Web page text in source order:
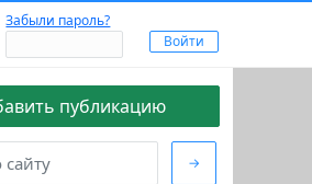
Забыли пароль?
публикацию
→